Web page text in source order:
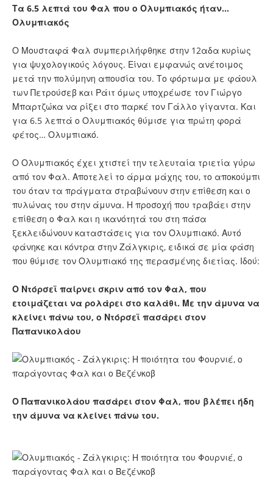
Τα 6.5 λεπτά του Φαλ που ο Ολυμπιακός ήταν...
Ολυμπιακός
Ο Μουσταφά Φαλ συμπεριλήφθηκε στην 12αδα κυρίως
για ψυχολογικούς λόγους. Είναι εμφανώς ανέτοιμος
μετά την πολύμηνη απουσία του. Το φόρτωμα με φάουλ
των Πετρούσεβ και Ράιτ όμως υποχρέωσε τον Γιώργο
Μπαρτζώκα να ρίξει στο παρκέ τον Γάλλο γίγαντα. Και
για 6.5 λεπτά ο Ολυμπιακός θύμισε για πρώτη φορά
φέτος… Ολυμπιακό.
Ο Ολυμπιακός έχει χτιστεί την τελευταία τριετία γύρω
από τον Φαλ. Αποτελεί το άρμα μάχης του, το αποκούμπι
του όταν τα πράγματα στραβώνουν στην επίθεση και ο
πυλώνας του στην άμυνα. Η προσοχή που τραβάει στην
επίθεση ο Φαλ και η ικανότητά του στη πάσα
ξεκλειδώνουν καταστάσεις για τον Ολυμπιακό. Αυτό
φάνηκε και κόντρα στην Ζάλγκιρις, ειδικά σε μία φάση
που θύμισε τον Ολυμπιακό της περασμένης διετίας. Ιδού:
Ο Ντόρσεϊ παίρνει σκριν από τον Φαλ, που
ετοιμάζεται να ρολάρει στο καλάθι. Με την άμυνα να
κλείνει πάνω του, ο Ντόρσεϊ πασάρει στον
Παπανικολάου
Ο Παπανικολάου πασάρει στον Φαλ, που βλέπει ήδη
την άμυνα να κλείνει πάνω του.